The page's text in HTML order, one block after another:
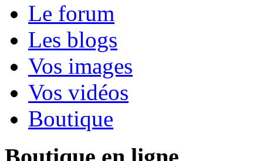
Le forum
Les blogs
Vos images
Vos vidéos
Boutique